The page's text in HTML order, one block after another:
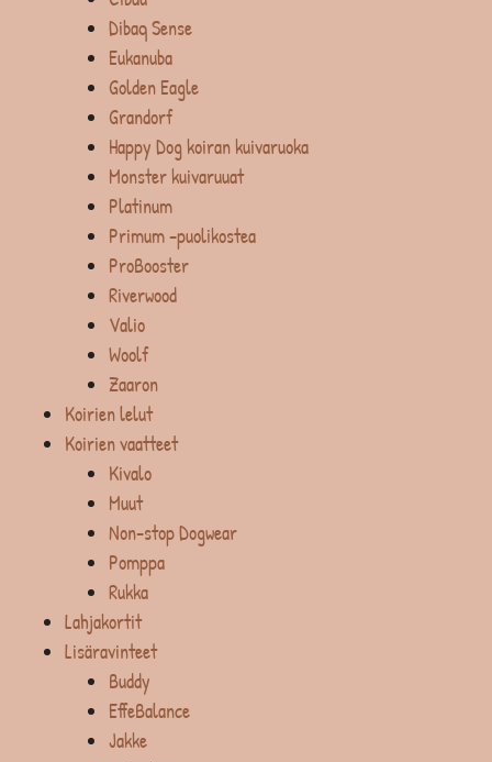
Dibaq Sense
Eukanuba
Golden Eagle
Grandorf
Happy Dog koiran kuivaruoka
Monster kuivaruuat
Platinum
Primum -puolikostea
ProBooster
Riverwood
Valio
Woolf
Zaaron
Koirien lelut
Koirien vaatteet
Kivalo
Muut
Non-stop Dogwear
Pomppa
Rukka
Lahjakortit
Lisäravinteet
Buddy
EffeBalance
Jakke